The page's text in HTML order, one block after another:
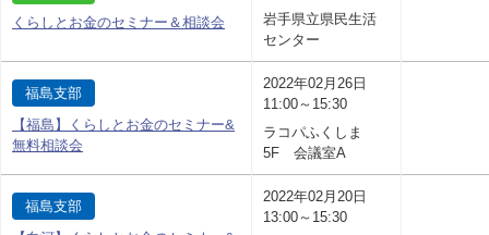
くらしとお金のセミナー＆相談会
岩手県立県民生活
センター
福島支部
【福島】くらしとお金のセミナー&
無料相談会
2022年02月26日
11:00～15:30
ラコパふくしま
5F 会議室A
福島支部
2022年02月20日
13:00～15:30